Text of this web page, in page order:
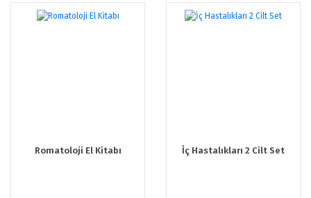
Romatoloji El Kitabı İç Hastalıkları 2 Cilt Set